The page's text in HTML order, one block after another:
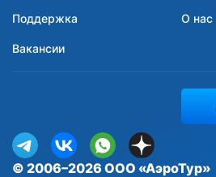
Поддержка О нас
Вакансии
© 2006–2026 ООО «АэроТур»